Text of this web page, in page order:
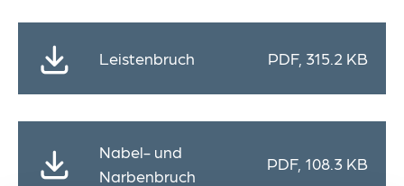
Leistenbruch PDF, 315.2 KB
Nabel- und
Narbenbruch
PDF, 108.3 KB